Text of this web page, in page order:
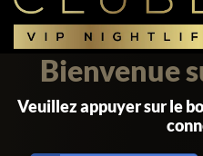
Bienvenue
Veuillez appuyer sur le